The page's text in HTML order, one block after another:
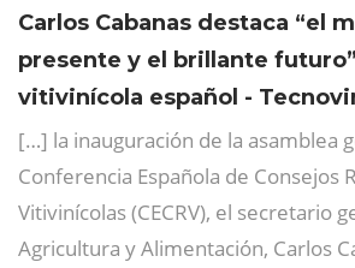
Carlos Cabanas destaca “el
presente y el brillante
vitivinícola español -
[…] la inauguración de la asamblea
Conferencia Española de Consejos
Vitivinícolas (CECRV), el secretario
Agricultura y Alimentación, Carlos